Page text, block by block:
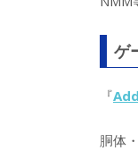
ゲ
『
胴体